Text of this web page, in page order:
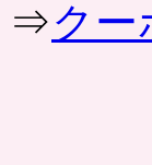
⇒ク